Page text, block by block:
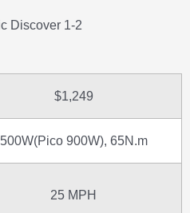
$1,249
500W(Pico 900W), 65N.m
25 MPH